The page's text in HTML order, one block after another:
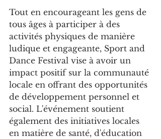
Tout en encourageant les gens de
tous âges à participer à des
activités physiques de manière
ludique et engageante, Sport and
Dance Festival vise à avoir un
impact positif sur la communauté
locale en offrant des opportunités
de développement personnel et
social. L'événement soutient
également des initiatives locales
en matière de santé, d'éducation